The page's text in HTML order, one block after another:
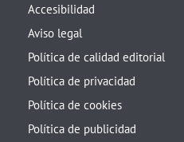
Accesibilidad
Aviso legal
Política de calidad editorial
Política de privacidad
Política de cookies
Política de publicidad